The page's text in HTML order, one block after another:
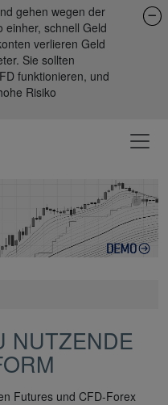
gehen wegen der
einher, schnell Geld
verlieren Geld
Sie sollten
funktionieren, und
Risiko
NUTZENDE
Futures und CFD-Forex